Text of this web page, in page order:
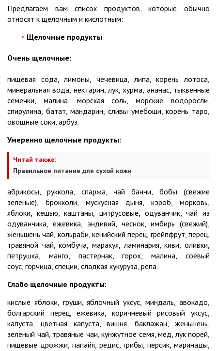
Предлагаем вам список продуктов, которые обычно
относят к щелочным и кислотным:
Щелочные продукты
Очень щелочные:
пищевая сода, лимоны, чечевица, липа, корень лотоса,
минеральная вода, нектарин, лук, хурма, ананас, тыквенные
семечки, малина, морская соль, морские водоросли,
спирулина, батат, мандарин, сливы умебоши, корень таро,
овощные соки, арбуз.
Умеренно щелочные продукты:
Читай также:
Правильное питание для сухой кожи
абрикосы, руккола, спаржа, чай банчи, бобы (свежие
зелёные), брокколи, мускусная дыня, кэроб, морковь,
яблоки, кешью, каштаны, цитрусовые, одуванчик, чай из
одуванчика, ежевика, эндивий, чеснок, имбирь (свежий),
женьшень чай, кольраби, кенийский перец, грейпфрут, перец,
травяной чай, комбуча, маракуя, ламинария, киви, оливки,
петрушка, манго, пастернак, горох, малина, соевый
соус, горчица, специи, сладкая кукуруза, репа.
Слабо щелочные продукты:
кислые яблоки, груши, яблочный уксус, миндаль, авокадо,
болгарский перец, ежевика, коричневый рисовый уксус,
капуста, цветная капуста, вишня, баклажан, женьшень,
зелёный чай, травяные чаи, кунжутное семя, мёд, лук порей,
пищевые дрожжи, папайя, редис, грибы, персик, маринады,